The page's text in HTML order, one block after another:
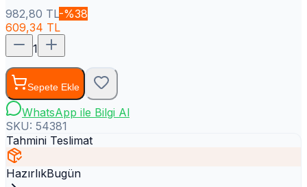
982,80 TL-%38
609,34 TL
1
Sepete Ekle
WhatsApp ile Bilgi Al
SKU: 54381
Tahmini Teslimat
HazırlıkBugün